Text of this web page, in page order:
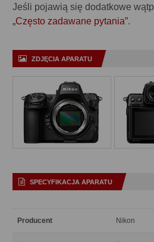
Jeśli pojawią się dodatkowe
„Często zadawane pytania”.
ZDJĘCIA APARATU
SPECYFIKACJA APARATU
Producent Nikon